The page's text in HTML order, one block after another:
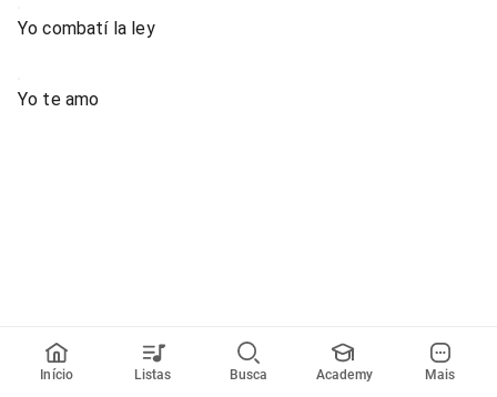
Início Listas Busca Academy Mais
Yo combatí la ley
Yo te amo